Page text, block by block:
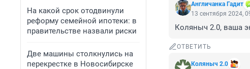
На какой срок отодвинули
реформу семейной ипотеки: в
правительстве назвали риски
Две машины столкнулись на
перекрестке в Новосибирске
Aнгличанка Гадит
13 сентября 2024,
Коляныч 2.0, ваша
ОТВЕТИТЬ
Коляныч 2.0